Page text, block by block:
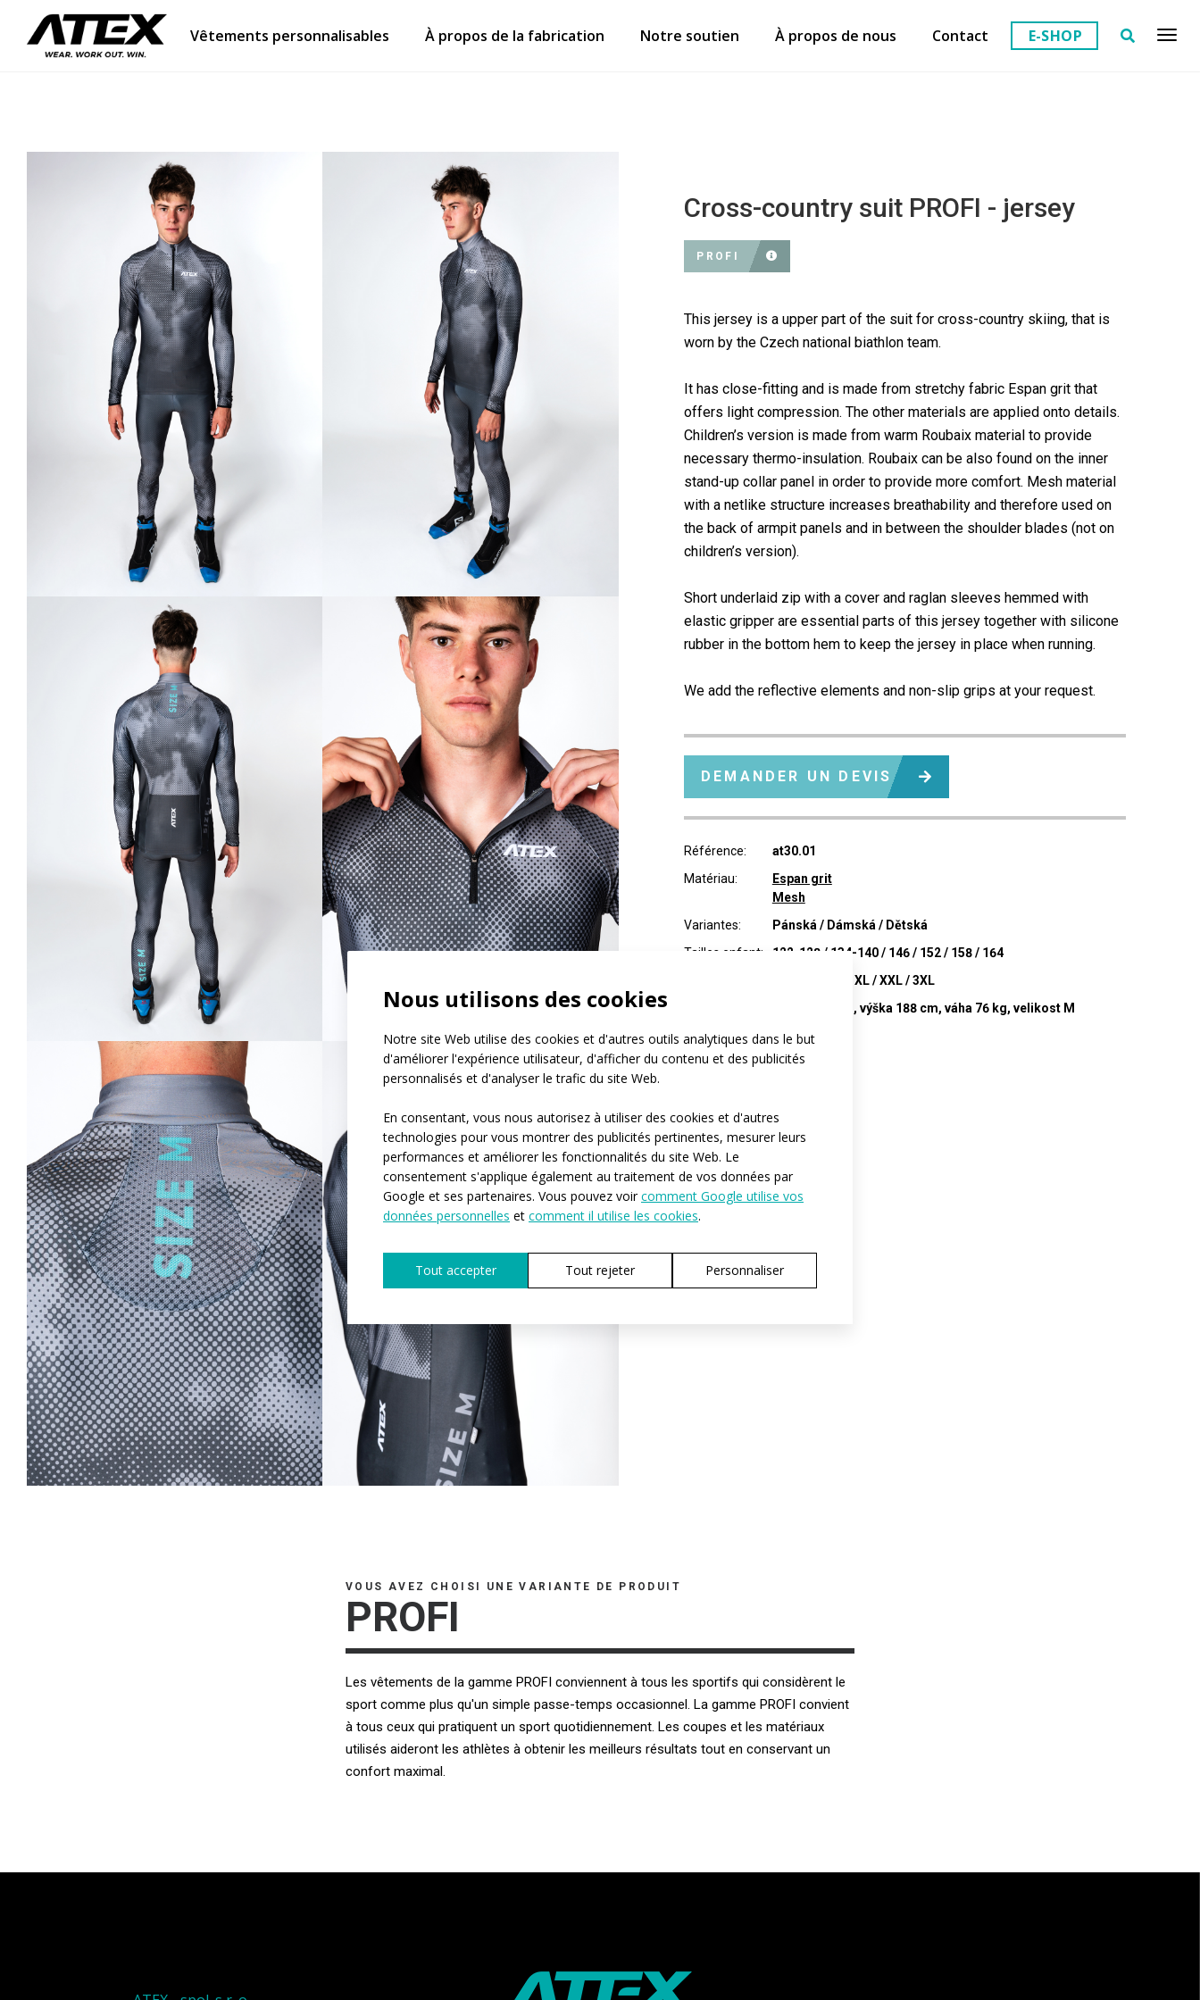
Nous utilisons des cookies
Notre site Web utilise des cookies et d'autres outils analytiques dans le but
d'améliorer l'expérience utilisateur, d'afficher du contenu et des publicités
personnalisés et d'analyser le trafic du site Web.
En consentant, vous nous autorisez à utiliser des cookies et d'autres
technologies pour vous montrer des publicités pertinentes, mesurer leurs
performances et améliorer les fonctionnalités du site Web. Le
consentement s'applique également au traitement de vos données par
Google et ses partenaires. Vous pouvez voircomment Google utilise vos
données personnelles et comment il utilise les cookies.
Tout accepter Tout rejeter Personnaliser
Vêtements personnalisables À propos de la fabrication Notre soutien À propos de nous Contact E-SHOP
Cross-country suit PROFI - jersey
PROFI
This jersey is a upper part of the suit for cross-country skiing, that is
worn by the Czech national biathlon team.
It has close-fitting and is made from stretchy fabric Espan grit that
offers light compression. The other materials are applied onto details.
Children’s version is made from warm Roubaix material to provide
necessary thermo-insulation. Roubaix can be also found on the inner
stand-up collar panel in order to provide more comfort. Mesh material
with a netlike structure increases breathability and therefore used on
the back of armpit panels and in between the shoulder blades (not on
children’s version).
Short underlaid zip with a cover and raglan sleeves hemmed with
elastic gripper are essential parts of this jersey together with silicone
rubber in the bottom hem to keep the jersey in place when running.
We add the reflective elements and non-slip grips at your request.
DEMANDER UN DEVIS
Référence:
at30.01
Matériau:
Espan grit
Mesh
Variantes:
Pánská / Dámská / Dětská
Tailles enfant:
122-128 / 134-140 / 146 / 152 / 158 / 164
XS / S / M / L / XL / XXL / 3XL
Model Michal, výška 188 cm, váha 76 kg, velikost M
VOUS AVEZ CHOISI UNE VARIANTE DE PRODUIT
PROFI
Les vêtements de la gamme PROFI conviennent à tous les sportifs qui considèrent le
sport comme plus qu'un simple passe-temps occasionnel. La gamme PROFI convient
à tous ceux qui pratiquent un sport quotidiennement. Les coupes et les matériaux
utilisés aideront les athlètes à obtenir les meilleurs résultats tout en conservant un
confort maximal.